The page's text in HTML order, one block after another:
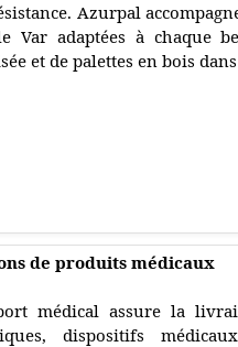
Azurpal
Var adaptées à chaque
et de palettes en bois
de produits médicaux
médical assure la
dispositifs